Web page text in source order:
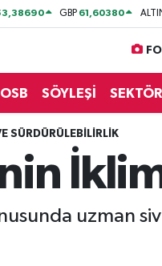
GBP 61,60380
SÖYLEŞİ SEKTÖR
SÜRDÜRÜLEBİLİRLİK
uzman